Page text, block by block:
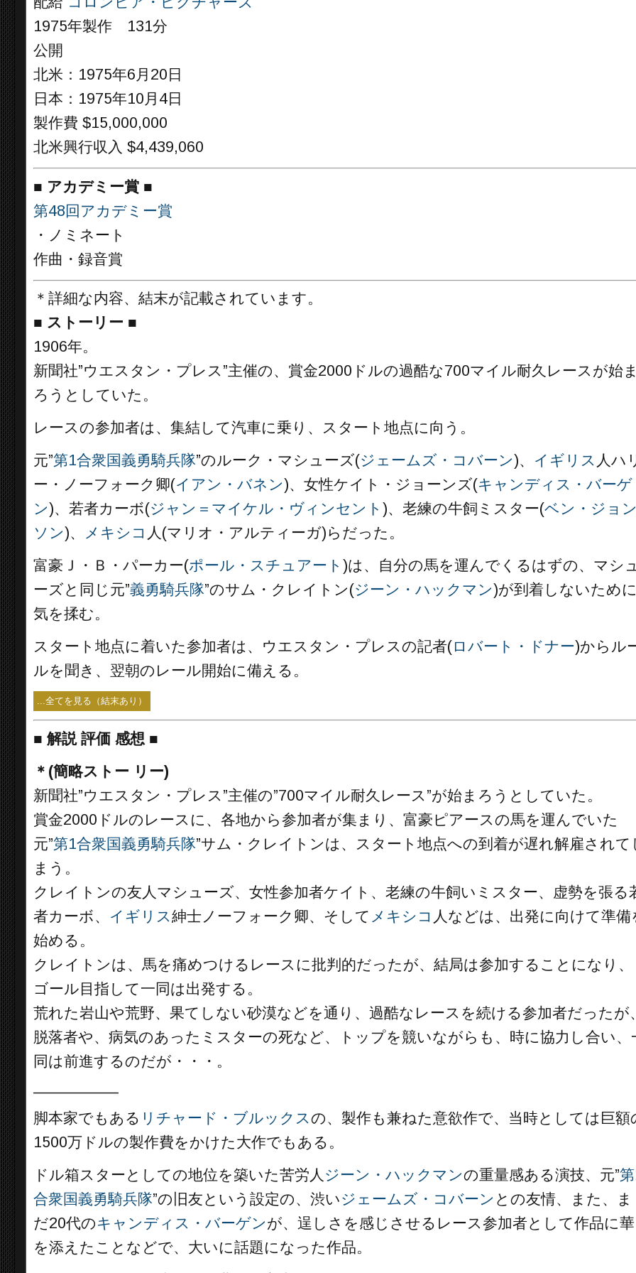
1975年製作 131分
公開
北米：1975年6月20日
日本：1975年10月4日
製作費 $15,000,000
北米興行収入 $4,439,060
■ アカデミー賞 ■
第48回アカデミー賞
・ノミネート
作曲・録音賞
＊詳細な内容、結末が記載されています。
■ ストーリー ■
1906年。
新聞社”ウエスタン・プレス”主催の、賞金2000ドルの過酷な700マイル耐久レースが始ま
ろうとしていた。
レースの参加者は、集結して汽車に乗り、スタート地点に向う。
元”第1合衆国義勇騎兵隊”のルーク・マシューズ(ジェームズ・コバーン)、 イギリス 人ハ
ー・ノーフォーク卿(イアン・バネン)、女性ケイト・ジョーンズ(キャンディス・バーゲ
ン)、若者カーボ(ジャン＝マイケル・ヴィンセント )、老練の牛飼ミスター(ベン・ジョン
ソン)、 メキシコ 人(マリオ・アルティーガ)らだった。
富豪Ｊ・Ｂ・パーカー(ポール・スチュアート )は、自分の馬を運んでくるはずの、マシ
ーズと同じ元”義勇騎兵隊”のサム・クレイトン(ジーン・ハックマン)が到着しないために
気を揉む。
スタート地点に着いた参加者は、ウエスタン・プレスの記者(ロバート・ドナー)からル
ルを聞き、翌朝のレール開始に備える。
...全てを見る（結末あり）
■ 解説 評価 感想 ■
＊(簡略ストー リー)
新聞社”ウエスタン・プレス”主催の”700マイル耐久レース”が始まろうとしていた。
賞金2000ドルのレースに、各地から参加者が集まり、富豪ピアースの馬を運んでいた
元”第1合衆国義勇騎兵隊”サム・クレイトンは、スタート地点への到着が遅れ解雇されて
まう。
クレイトンの友人マシューズ、女性参加者ケイト、老練の牛飼いミスター、虚勢を張る
者カーボ、 イギリス紳士ノーフォーク卿、そして メキシコ 人などは、出発に向けて準備
始める。
クレイトンは、馬を痛めつけるレースに批判的だったが、結局は参加することになり、
ゴール目指して一同は出発する。
荒れた岩山や荒野、果てしない砂漠などを通り、過酷なレースを続ける参加者だったが、
脱落者や、病気のあったミスターの死など、トップを競いながらも、時に協力し合い、
同は前進するのだが・・・。
脚本家でもある リチャード・ブルックスの、製作も兼ねた意欲作で、当時としては巨額
1500万ドルの製作費をかけた大作でもある。
ドル箱スターとしての地位を築いた苦労人 ジーン・ハックマンの重量感ある演技、元”
合衆国義勇騎兵隊”の旧友という設定の、渋いジェームズ・コバーン との友情、また、ま
だ20代のキャンディス・バーゲンが、逞しさを感じさせるレース参加者として作品に華
を添えたことなどで、大いに話題になった作品。